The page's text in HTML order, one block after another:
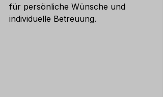
für persönliche Wünsche und
individuelle Betreuung.